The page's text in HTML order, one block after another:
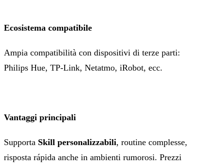
Ecosistema compatibile
Ampia compatibilità con dispositivi di terze parti:
Philips Hue, TP‑Link, Netatmo, iRobot, ecc.
Vantaggi principali
Supporta Skill personalizzabili, routine complesse,
risposta rápida anche in ambienti rumorosi. Prezzi